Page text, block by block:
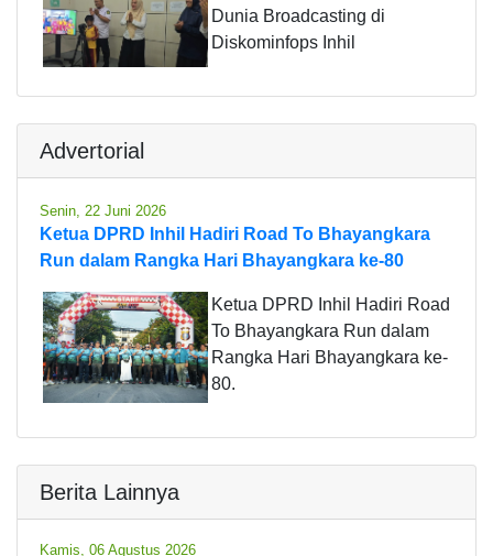
Dunia Broadcasting di
Diskominfops Inhil
Advertorial
Senin, 22 Juni 2026
Ketua DPRD Inhil Hadiri Road To Bhayangkara
Run dalam Rangka Hari Bhayangkara ke-80
Ketua DPRD Inhil Hadiri Road
To Bhayangkara Run dalam
Rangka Hari Bhayangkara ke-
80.
Berita Lainnya
Kamis, 06 Agustus 2026